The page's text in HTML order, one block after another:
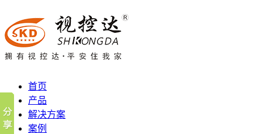
首页
产品
解决方案
案例